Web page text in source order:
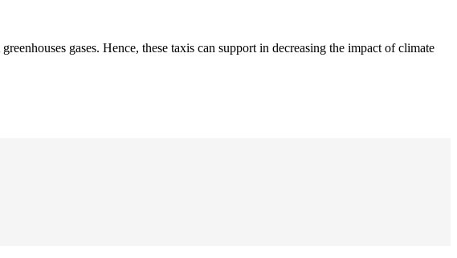
gases. Hence, these taxis can support in decreasing the impact of climate